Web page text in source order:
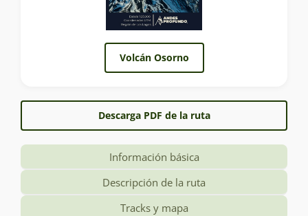
Volcán Osorno
Descarga PDF de la ruta
Información básica
Descripción de la ruta
Tracks y mapa